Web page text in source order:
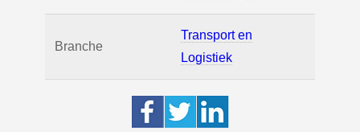
Branche
Transport en
Logistiek